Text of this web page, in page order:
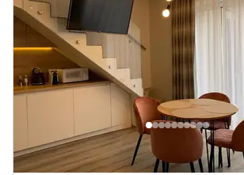
"Geriausios atostogos"